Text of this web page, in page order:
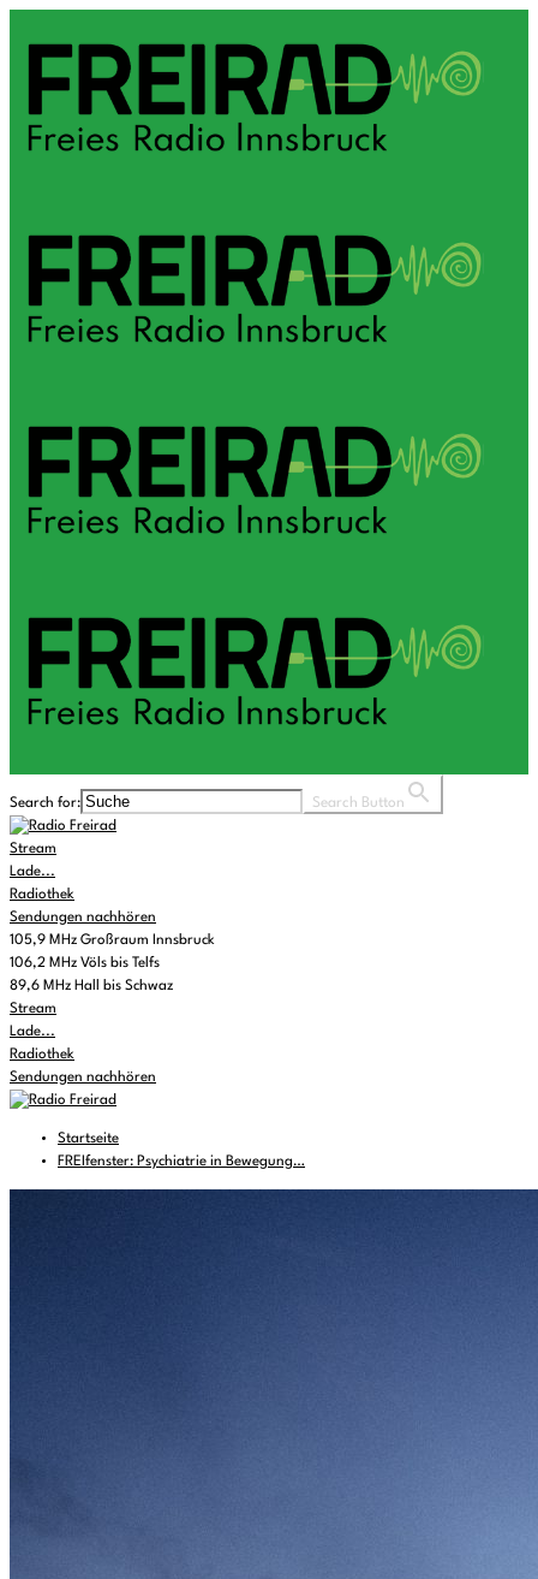
Search for: Search Button
Stream
Lade...
Radiothek
Sendungen nachhören
105,9 MHz Großraum Innsbruck
106,2 MHz Völs bis Telfs
89,6 MHz Hall bis Schwaz
Stream
Lade...
Radiothek
Sendungen nachhören
Startseite
FREIfenster: Psychiatrie in Bewegung…